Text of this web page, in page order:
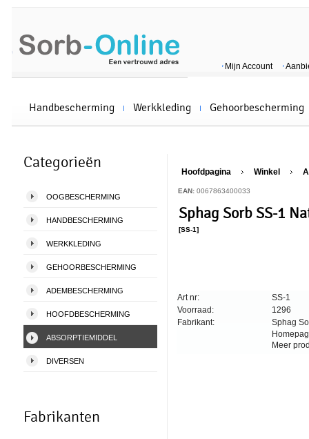
Mijn Account
Handbescherming Werkkleding Gehoorbescherming
Categorieën
OOGBESCHERMING
HANDBESCHERMING
WERKKLEDING
GEHOORBESCHERMING
ADEMBESCHERMING
HOOFDBESCHERMING
ABSORPTIEMIDDEL
DIVERSEN
Fabrikanten
Hoofdpagina Winkel
EAN: 0067863400033
Sphag Sorb SS-1
[SS-1]
Art nr:
Voorraad:
Fabrikant:
SS-1
1296
Sphag
Meer